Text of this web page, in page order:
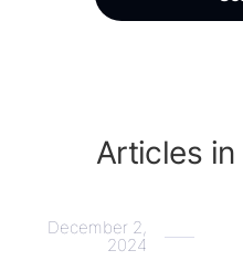
Articles in
December 2,
2024